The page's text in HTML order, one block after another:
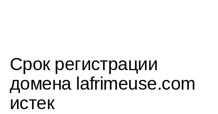
Срок регистрации
домена lafrimeuse.com
истек